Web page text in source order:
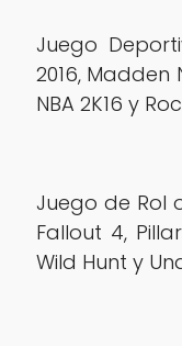
Juego
2016, Madden
NBA 2K16 y
Juego de Rol
Fallout 4,
Wild Hunt y